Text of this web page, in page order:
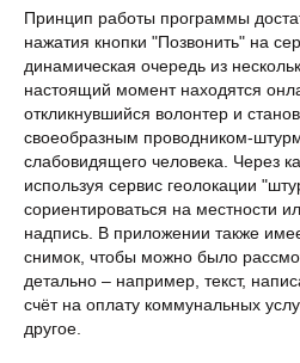
Принцип работы программы
нажатия кнопки "Позвонить" на
динамическая очередь из
настоящий момент находятся
откликнувшийся волонтер и
своеобразным проводником-
слабовидящего человека. Через
используя сервис геолокации
сориентироваться на местности
надпись. В приложении также
снимок, чтобы можно было
детально – например, текст,
счёт на оплату коммунальных
другое.